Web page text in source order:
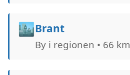
🏙️Brant
By i regionen • 66 km